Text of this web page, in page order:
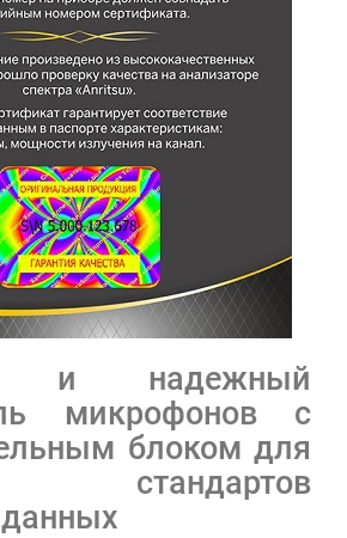
и надежный
микрофонов с
блоком для
стандартов